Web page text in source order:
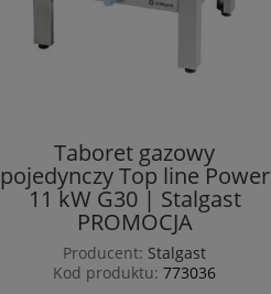
Taboret gazowy
pojedynczy Top line Power
11 kW G30 | Stalgast
PROMOCJA
Producent: Stalgast
Kod produktu: 773036